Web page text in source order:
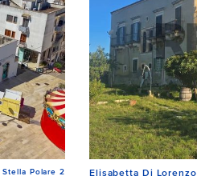
Stella Polare 2 Elisabetta Di Lorenzo